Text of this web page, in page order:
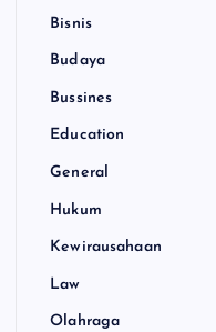
Bisnis
Budaya
Bussines
Education
General
Hukum
Kewirausahaan
Law
Olahraga